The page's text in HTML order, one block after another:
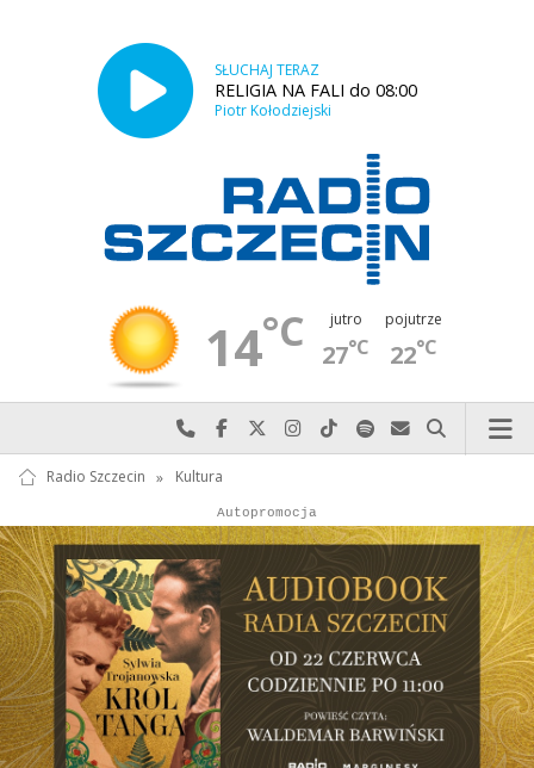
SŁUCHAJ TERAZ
RELIGIA NA FALI do 08:00
Piotr Kołodziejski
14°C jutro
27°C
pojutrze
22°C
Najlepiej po prostu do nas zadzwoń
Odwiedź nas na Facebook-u
Odwiedź nas na X
Odwiedź nas na Instagram-ie
Odwiedź nas na TikTok-u
Szukaj nas na Spotify
Wyślij do nas
Szukaj
Radio Szczecin » Kultura
Reklama
Autopromocja